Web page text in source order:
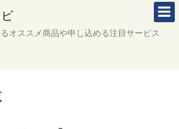
オススメ商品や申し込める注目サービス